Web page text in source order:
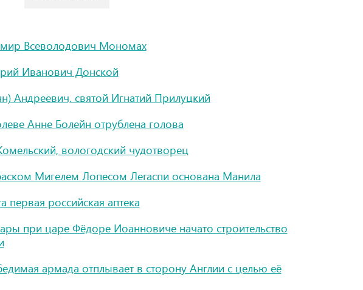
Всеволодович Мономах
Иванович Донской
Андреевич, святой Игнатий Прилуцкий
Анне Болейн отрублена голова
вологодский чудотворец
Мигелем Лопесом Легаспи основана Манила
первая российская аптека
при царе Фёдоре Иоанновиче начато строительство
армада отплывает в сторону Англии с целью её